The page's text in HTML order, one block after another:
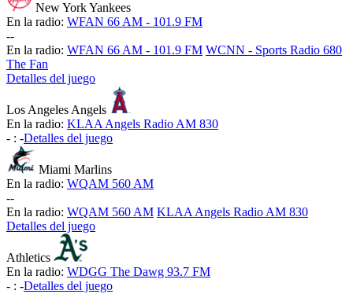
New York Yankees
En la radio: WFAN 66 AM - 101.9 FM
--
En la radio: WFAN 66 AM - 101.9 FM WCNN - Sports Radio 680
The Fan
Detalles del juego
Los Angeles Angels
En la radio: KLAA Angels Radio AM 830
- : -Detalles del juego
Miami Marlins
En la radio: WQAM 560 AM
--
En la radio: WQAM 560 AM KLAA Angels Radio AM 830
Detalles del juego
Athletics
En la radio: WDGG The Dawg 93.7 FM
- : -Detalles del juego